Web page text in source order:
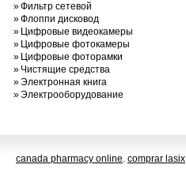
»Фильтр сетевой
»Флоппи дисковод
» Цифровые видеокамеры
» Цифровые фотокамеры
» Цифровые фоторамки
» Чистящие средства
»Электронная книга
»Электрооборудование
canada pharmacy online. comprar lasix